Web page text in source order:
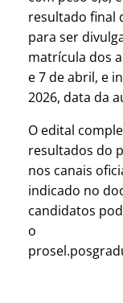
resultado final
para ser
matrícula dos
e 7 de abril, e
2026, data da
O edital
resultados do
nos canais
indicado no
candidatos
o